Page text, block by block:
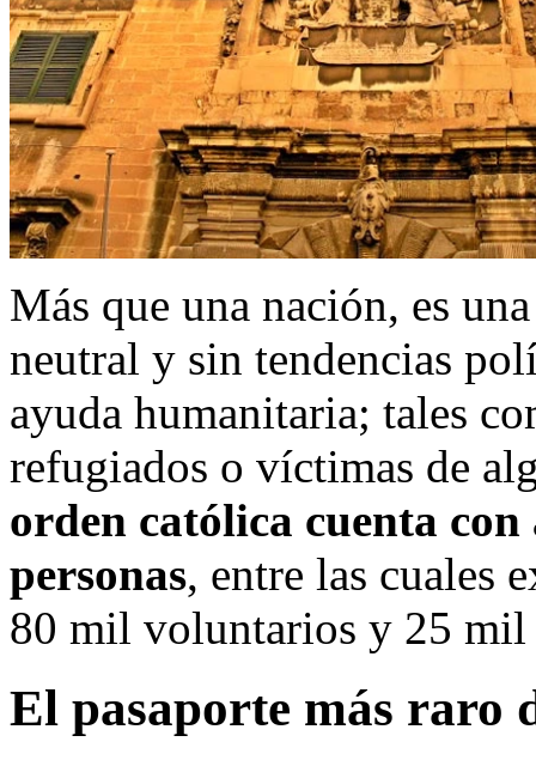
Más que una nación, es
neutral y sin tendencias
ayuda humanitaria; tales
refugiados o víctimas de
orden católica cuenta
personas, entre las cuales
80 mil voluntarios y 25 mil
El pasaporte más raro